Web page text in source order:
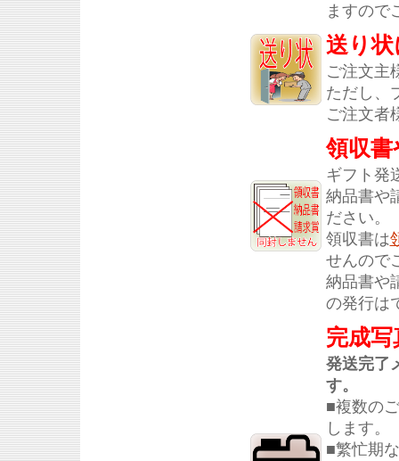
ますので
送り
ご注文主
ただし、
ご注文者
領収書
ギフト発
納品書や
ださい。
領収書は
せんので
納品書や
の発行は
完成
発送完了
す。
■複数の
します。
■繁忙期